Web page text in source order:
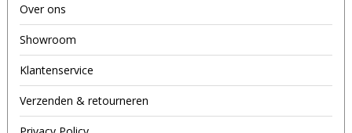
Over ons
Showroom
Klantenservice
Verzenden & retourneren